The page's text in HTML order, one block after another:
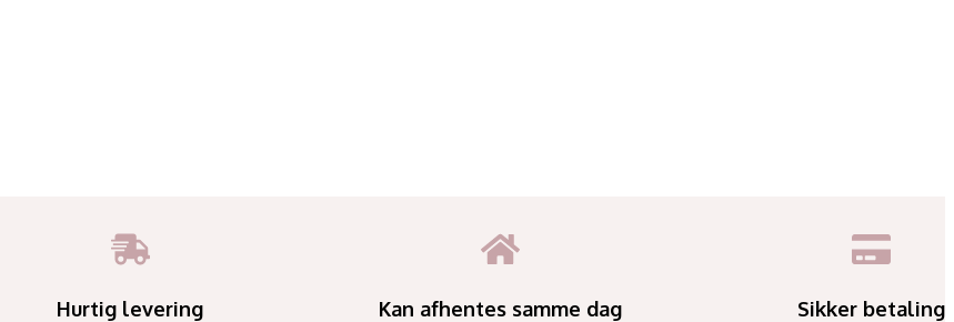
Hurtig levering Kan afhentes samme dag Sikker betaling